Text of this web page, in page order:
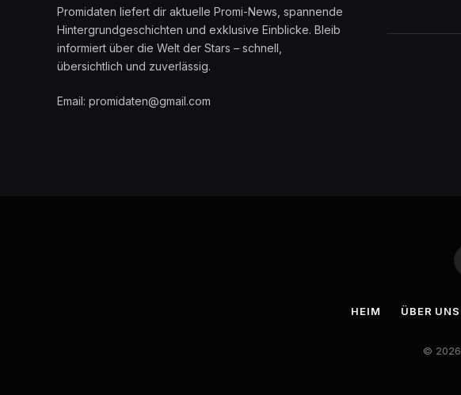
Promidaten liefert dir aktuelle Promi-News, spannende
Hintergrundgeschichten und exklusive Einblicke. Bleib
informiert über die Welt der Stars – schnell,
übersichtlich und zuverlässig.
Email: promidaten@gmail.com
HEIM ÜBER UNS
© 2026